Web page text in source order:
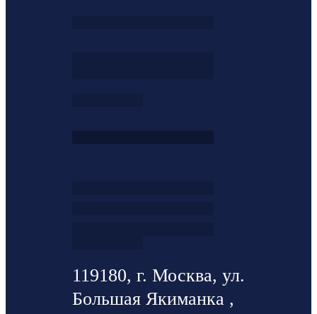
119180, г. Москва, ул.
Большая Якиманка ,